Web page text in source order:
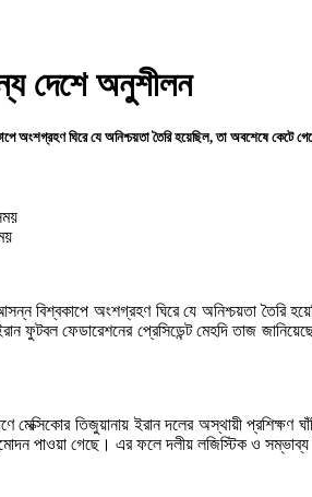
দেশে অনুশীলন
অংশগ্রহণ ঘিরে যে অনিশ্চয়তা তৈরি হয়েছিল, তা অবশেষে কেটে
বিশ্বকাপে অংশগ্রহণ ঘিরে যে অনিশ্চয়তা তৈরি
ফেডারেশনের প্রেসিডেন্ট মেহদি তাজ
মেক্সিকোর তিজুয়ানায় ইরান দলের অস্থায়ী
পাওয়া গেছে। এর ফলে দলীয় লজিস্টিক ও